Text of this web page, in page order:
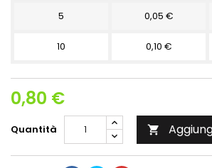
5 0,05 €
10 0,10 €
0,80 €
Quantità 